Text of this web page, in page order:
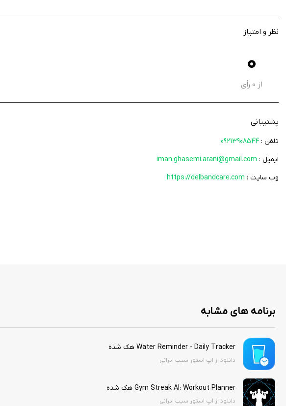
نظر و امتیاز
0
از 0 رأی
پشتیبانی
تلفن : 09213908544
ایمیل : iman.ghasemi.arani@gmail.com
وب سایت : https://delbandcare.com
برنامه های مشابه
Water Reminder - Daily Tracker هک شده
دانلود از اپ استور سیب ایرانی
Gym Streak AI: Workout Planner هک شده
دانلود از اپ استور سیب ایرانی